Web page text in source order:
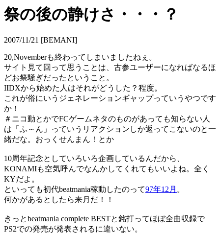
祭の後の静けさ・・・？
2007/11/21 [BEMANI]
20,Novemberも終わってしまいましたねぇ。
サイト見て回って思うことは、古参ユーザーになればなるほ
どお祭騒ぎだったということ。
IIDXから始めた人はそれがどうした？程度。
これが俗にいうジェネレーションギャップっていうやつです
か！
＃ニコ動とかでFCゲームネタのものがあっても知らない人
は「ふ～ん」っていうリアクションしか返ってこないのと一
緒だな。おっくせんまん！とか
10周年記念としていろいろ企画しているんだから、
KONAMIも空気呼んでなんかしてくれてもいいよね。全く
KYだよ。
といっても初代beatmania稼動したのって97年12月 。
何かがあるとしたら来月だ！！
きっとbeatmania complete BESTと銘打ってほぼ全曲収録で
PS2での発売が発表されるに違いない。